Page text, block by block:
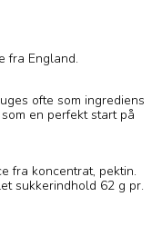
fra England.
ofte som ingrediens
en perfekt start på
fra koncentrat, pektin.
sukkerindhold 62 g pr.